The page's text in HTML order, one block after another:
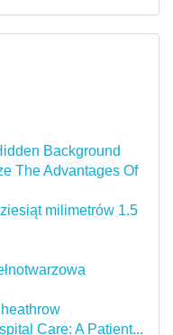
Background
The Advantages Of
milimetrów 1.5
Care: A Patient...